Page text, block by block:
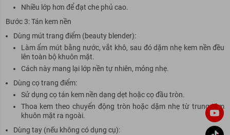
Nhiều lớp hơn để đạt che phủ cao.
Bước 3: Tán kem nền
Dùng mút trang điểm (beauty blender):
Làm ẩm mút bằng nước, vắt khô, sau đó dặm nhẹ kem nền đều
lên toàn bộ khuôn mặt.
Cách này mang lại lớp nền tự nhiên, mỏng nhẹ.
Dùng cọ trang điểm:
Sử dụng cọ tán kem nền dạng dẹt hoặc cọ đầu tròn.
Thoa kem theo chuyển động tròn hoặc dặm nhẹ từ trung tâm
khuôn mặt ra ngoài.
Dùng tay (nếu không có dụng cụ):